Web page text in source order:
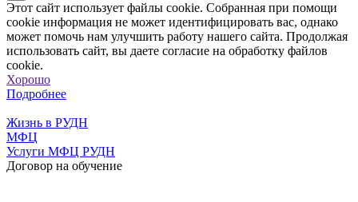
Этот сайт использует файлы cookie. Собранная при помощи
cookie информация не может идентифицировать вас, однако
может помочь нам улучшить работу нашего сайта. Продолжая
использовать сайт, вы даете согласие на обработку файлов
cookie.
Хорошо
Подробнее
Жизнь в РУДН
МФЦ
Услуги МФЦ РУДН
Договор на обучение